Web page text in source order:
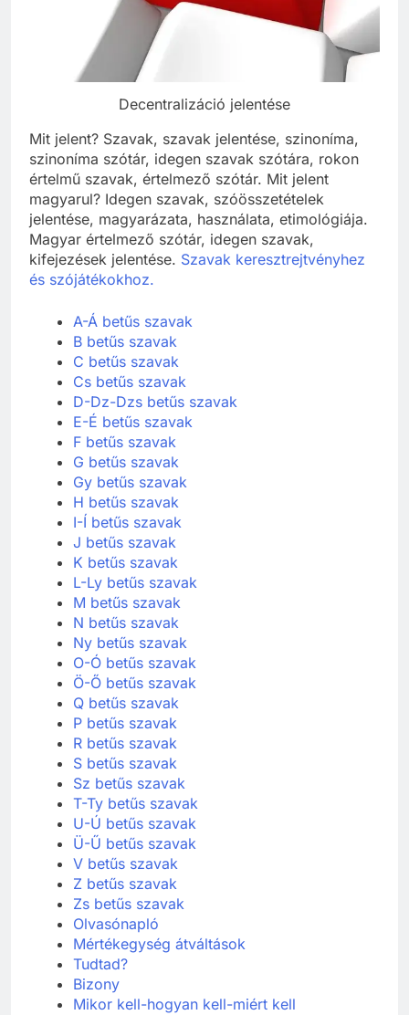
Decentralizáció jelentése
Mit jelent? Szavak, szavak jelentése, szinoníma,
szinoníma szótár, idegen szavak szótára, rokon
értelmű szavak, értelmező szótár. Mit jelent
magyarul? Idegen szavak, szóösszetételek
jelentése, magyarázata, használata, etimológiája.
Magyar értelmező szótár, idegen szavak,
kifejezések jelentése. Szavak keresztrejtvényhez
és szójátékokhoz.
A-Á betűs szavak
B betűs szavak
C betűs szavak
Cs betűs szavak
D-Dz-Dzs betűs szavak
E-É betűs szavak
F betűs szavak
G betűs szavak
Gy betűs szavak
H betűs szavak
I-Í betűs szavak
J betűs szavak
K betűs szavak
L-Ly betűs szavak
M betűs szavak
N betűs szavak
Ny betűs szavak
O-Ó betűs szavak
Ö-Ő betűs szavak
Q betűs szavak
P betűs szavak
R betűs szavak
S betűs szavak
Sz betűs szavak
T-Ty betűs szavak
U-Ú betűs szavak
Ü-Ű betűs szavak
V betűs szavak
Z betűs szavak
Zs betűs szavak
Olvasónapló
Mértékegység átváltások
Tudtad?
Bizony
Mikor kell-hogyan kell-miért kell